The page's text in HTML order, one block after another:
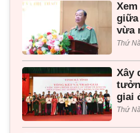
giữa
vừa
Thứ
Xây
giai
Thứ